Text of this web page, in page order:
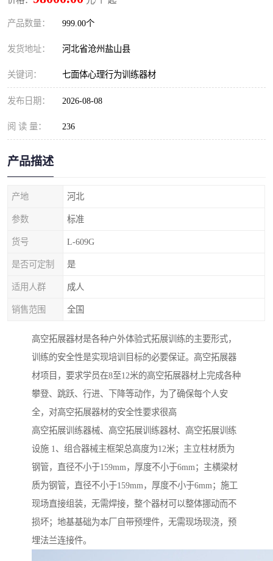
产品数量： 999.00个
发货地址： 河北省沧州盐山县
关键词： 七面体心理行为训练器材
发布日期： 2026-08-08
阅 读 量： 236
产品描述
产地 河北
参数 标准
货号 L-609G
是否可定制 是
适用人群 成人
销售范围 全国
高空拓展器材是各种户外体验式拓展训练的主要形式，
训练的安全性是实现培训目标的必要保证。高空拓展器
材项目，要求学员在8至12米的高空拓展器材上完成各种
攀登、跳跃、行进、下降等动作，为了确保每个人安
全，对高空拓展器材的安全性要求很高
高空拓展训练器械、高空拓展训练器材、高空拓展训练
设施 1、组合器械主框架总高度为12米；主立柱材质为
钢管，直径不小于159mm，厚度不小于6mm；主横梁材
质为钢管，直径不小于159mm，厚度不小于6mm；施工
现场直接组装，无需焊接，整个器材可以整体挪动而不
损坏；地基基础为本厂自带预埋件，无需现场现浇，预
埋法兰连接件。